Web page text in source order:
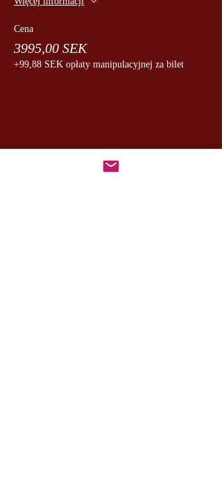
Cena
3995,00 SEK
+99,88 SEK opłaty manipulacyjnej za bilet
udostępnij to wydarzenie